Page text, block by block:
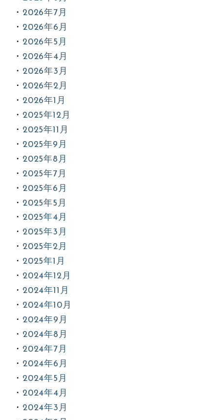
2026年7月
2026年6月
2026年5月
2026年4月
2026年3月
2026年2月
2026年1月
2025年12月
2025年11月
2025年9月
2025年8月
2025年7月
2025年6月
2025年5月
2025年4月
2025年3月
2025年2月
2025年1月
2024年12月
2024年11月
2024年10月
2024年9月
2024年8月
2024年7月
2024年6月
2024年5月
2024年4月
2024年3月